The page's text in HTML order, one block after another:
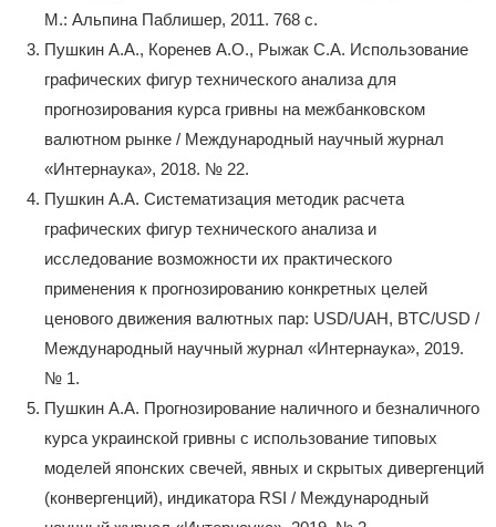
М.: Альпина Паблишер, 2011. 768 с.
Пушкин А.А., Коренев А.О., Рыжак С.А. Использование
графических фигур технического анализа для
прогнозирования курса гривны на межбанковском
валютном рынке / Международный научный журнал
«Интернаука», 2018. № 22.
Пушкин А.А. Систематизация методик расчета
графических фигур технического анализа и
исследование возможности их практического
применения к прогнозированию конкретных целей
ценового движения валютных пар: USD/UAH, BTC/USD /
Международный научный журнал «Интернаука», 2019.
№ 1.
Пушкин А.А. Прогнозирование наличного и безналичного
курса украинской гривны с использование типовых
моделей японских свечей, явных и скрытых дивергенций
(конвергенций), индикатора RSI / Международный